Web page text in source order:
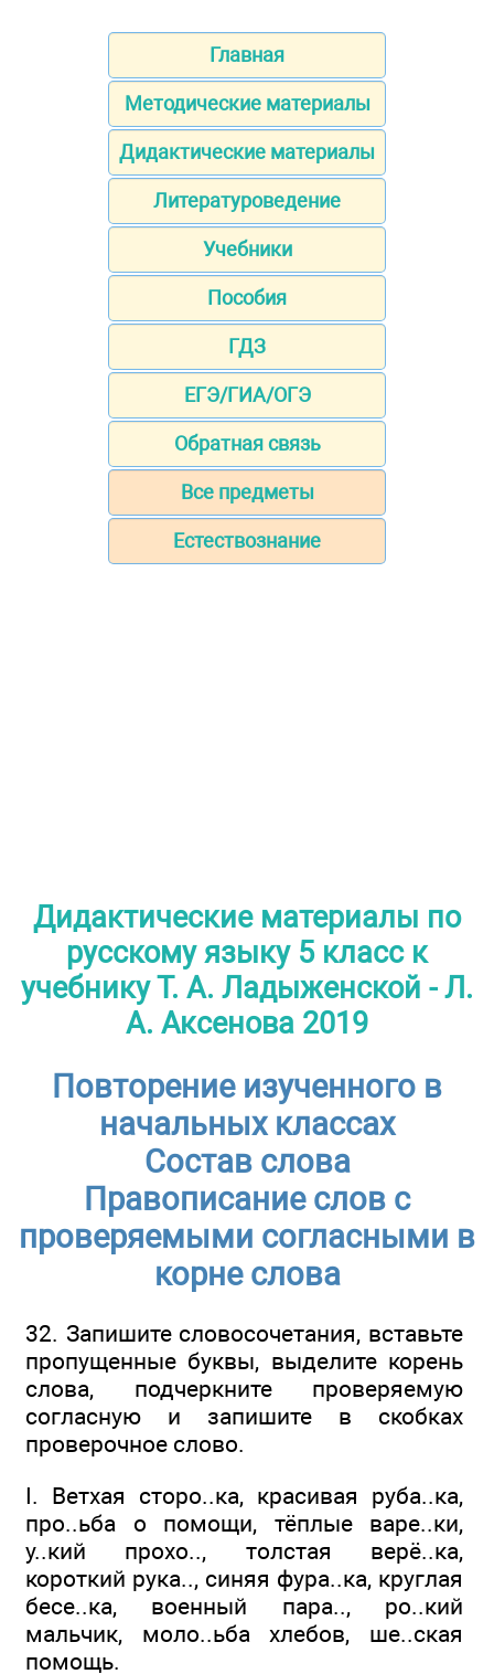
Главная
Методические материалы
Дидактические материалы
Литературоведение
Учебники
Пособия
ГДЗ
ЕГЭ/ГИА/ОГЭ
Обратная связь
Все предметы
Естествознание
Дидактические материалы по
русскому языку 5 класс к
учебнику Т. А. Ладыженской - Л.
А. Аксенова 2019
Повторение изученного в
начальных классах
Состав слова
Правописание слов с
проверяемыми согласными в
корне слова
32. Запишите словосочетания, вставьте
пропущенные буквы, выделите корень
слова, подчеркните проверяемую
согласную и запишите в скобках
проверочное слово.
I. Ветхая сторо..ка, красивая руба..ка,
про..ьба о помощи, тёплые варе..ки,
у..кий прохо.., толстая верё..ка,
короткий рука.., синяя фура..ка, круглая
бесе..ка, военный пара.., ро..кий
мальчик, моло..ьба хлебов, ше..ская
помощь.